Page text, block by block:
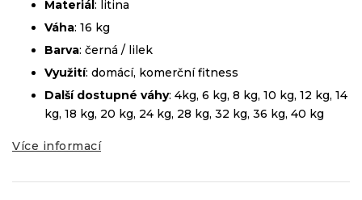
Materiál: litina
Váha: 16 kg
Barva: černá / lilek
Využití: domácí, komerční fitness
Další dostupné váhy: 4kg, 6 kg, 8 kg, 10 kg, 12 kg, 14
kg, 18 kg, 20 kg, 24 kg, 28 kg, 32 kg, 36 kg, 40 kg
Více informací